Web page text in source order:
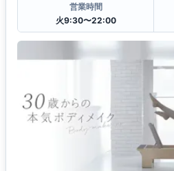
営業時間
火9:30〜22:00